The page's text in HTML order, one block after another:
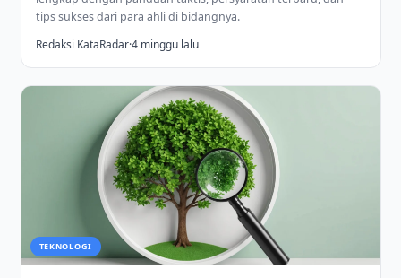
tips sukses dari para ahli di bidangnya.
Redaksi KataRadar·4 minggu lalu
TEKNOLOGI